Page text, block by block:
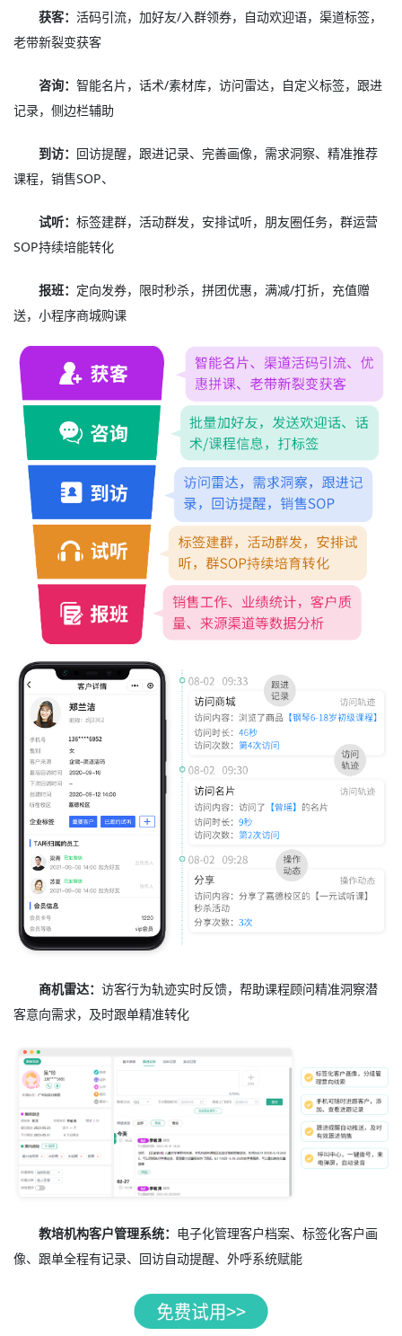
获客：活码引流，加好友/入群领券，自动欢迎语，渠道标签，
老带新裂变获客
咨询：智能名片，话术/素材库，访问雷达，自定义标签，跟进
记录，侧边栏辅助
到访： 回访提醒，跟进记录、完善画像，需求洞察、精准推荐
课程，销售SOP、
试听：标签建群，活动群发，安排试听，朋友圈任务，群运营
SOP持续培能转化
报班： 定向发券，限时秒杀，拼团优惠，满减/打折，充值赠
送，小程序商城购课
商机雷达：访客行为轨迹实时反馈，帮助课程顾问精准洞察潜
客意向需求，及时跟单精准转化
教培机构客户管理系统： 电子化管理客户档案、标签化客户画
像、跟单全程有记录、回访自动提醒、外呼系统赋能